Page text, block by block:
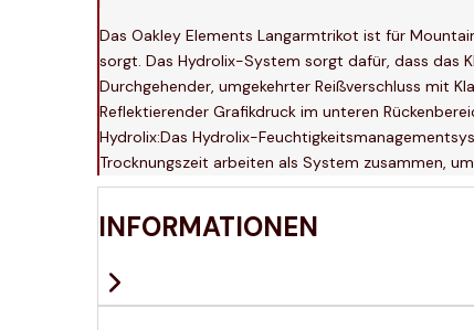
Das Oakley Elements Langarmtrikot ist für
sorgt. Das Hydrolix-System sorgt dafür, dass das
Durchgehender, umgekehrter Reißverschluss mit
Reflektierender Grafikdruck im unteren
Hydrolix:Das Hydrolix-
Trocknungszeit arbeiten als System zusammen,
INFORMATIONEN